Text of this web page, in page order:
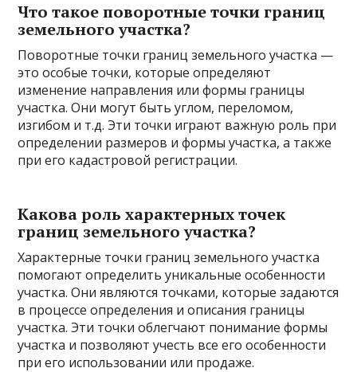
Что такое поворотные точки границ
земельного участка?
Поворотные точки границ земельного участка —
это особые точки, которые определяют
изменение направления или формы границы
участка. Они могут быть углом, переломом,
изгибом и т.д. Эти точки играют важную роль при
определении размеров и формы участка, а также
при его кадастровой регистрации.
Какова роль характерных точек
границ земельного участка?
Характерные точки границ земельного участка
помогают определить уникальные особенности
участка. Они являются точками, которые задаются
в процессе определения и описания границы
участка. Эти точки облегчают понимание формы
участка и позволяют учесть все его особенности
при его использовании или продаже.